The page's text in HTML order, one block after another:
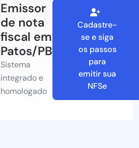
Emissor
de nota
fiscal em
Patos/PB
Sistema
integrado e
homologado
Cadastre-
se e siga
os passos
para
emitir sua
NFSe